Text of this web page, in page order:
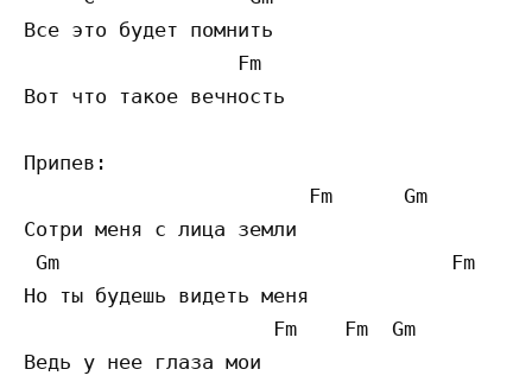
Все это будет помнить
                  Fm
Вот что такое вечность
Припев:
                        Fm      Gm
Сотри меня с лица земли
Gm
Но ты будешь видеть меня
                     Fm    Fm  Gm
Ведь у нее глаза мои